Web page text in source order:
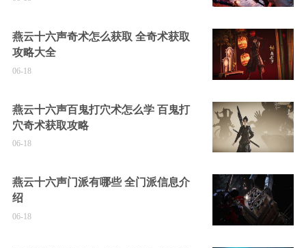
燕云十六声奇术怎么获取 全奇术获取
攻略大全
06-18
燕云十六声百鬼打穴术怎么学 百鬼打
穴奇术获取攻略
06-18
燕云十六声门派有哪些 全门派信息介
绍
06-18